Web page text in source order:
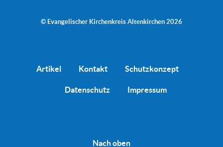
© Evangelischer Kirchenkreis Altenkirchen 2026
Artikel Kontakt Schutzkonzept
Datenschutz Impressum
Nach oben